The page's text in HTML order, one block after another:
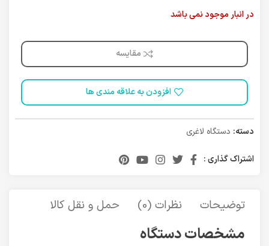
در انبار موجود نمی باشد
مقایسه
افزودن به علاقه مندی ها
دسته: دستگاه لاغری
اشتراک گذاری :
توضیحات نظرات (0) حمل و نقل کالا
مشخصات دستگاه